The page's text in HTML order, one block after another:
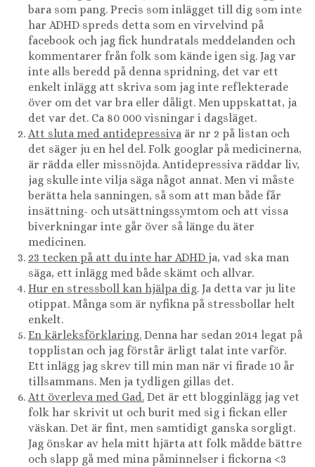
bara som pang. Precis som inlägget till dig som inte
har ADHD spreds detta som en virvelvind på
facebook och jag fick hundratals meddelanden och
kommentarer från folk som kände igen sig. Jag var
inte alls beredd på denna spridning, det var ett
enkelt inlägg att skriva som jag inte reflekterade
över om det var bra eller dåligt. Men uppskattat, ja
det var det. Ca 80 000 visningar i dagsläget.
Att sluta med antidepressiva är nr 2 på listan och
det säger ju en hel del. Folk googlar på medicinerna,
är rädda eller missnöjda. Antidepressiva räddar liv,
jag skulle inte vilja säga något annat. Men vi måste
berätta hela sanningen, så som att man både får
insättning- och utsättningssymtom och att vissa
biverkningar inte går över så länge du äter
medicinen.
23 tecken på att du inte har ADHD ja, vad ska man
säga, ett inlägg med både skämt och allvar.
Hur en stressboll kan hjälpa dig. Ja detta var ju lite
otippat. Många som är nyfikna på stressbollar helt
enkelt.
En kärleksförklaring. Denna har sedan 2014 legat på
topplistan och jag förstår ärligt talat inte varför.
Ett inlägg jag skrev till min man när vi firade 10 år
tillsammans. Men ja tydligen gillas det.
Att överleva med Gad. Det är ett blogginlägg jag vet
folk har skrivit ut och burit med sig i fickan eller
väskan. Det är fint, men samtidigt ganska sorgligt.
Jag önskar av hela mitt hjärta att folk mådde bättre
och slapp gå med mina påminnelser i fickorna <3